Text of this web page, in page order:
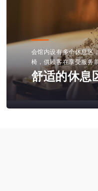
会馆内设有多个休息区
椅，供顾客在享受服务
舒适的休息